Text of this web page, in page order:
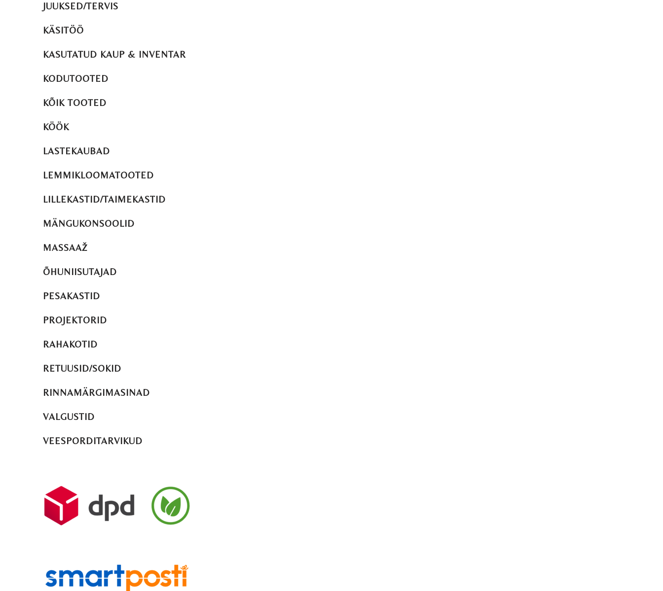
JUUKSED/TERVIS
KÄSITÖÖ
KASUTATUD KAUP & INVENTAR
KODUTOOTED
KÕIK TOOTED
KÖÖK
LASTEKAUBAD
LEMMIKLOOMATOOTED
LILLEKASTID/TAIMEKASTID
MÄNGUKONSOOLID
MASSAAŽ
ÕHUNIISUTAJAD
PESAKASTID
PROJEKTORID
RAHAKOTID
RETUUSID/SOKID
RINNAMÄRGIMASINAD
VALGUSTID
VEESPORDITARVIKUD